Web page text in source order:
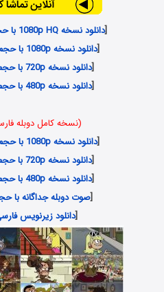
[دانلود نسخه 1080p HQ با حجم 2.11 گیگابایت
[دانلود نسخه 1080p با حجم 1.54 گیگابایت
[دانلود نسخه 720p با حجم 800 مگابایت
[دانلود نسخه 480p با حجم 563 مگابایت
(نسخه کامل دوبله
[دانلود نسخه 1080p با حجم 1.74 گیگابایت
[دانلود نسخه 720p با حجم 892 مگابایت
[دانلود نسخه 480p با حجم 485 مگابایت
[صوت دوبله جداگانه با حجم 79
[دانلود زیرنویس